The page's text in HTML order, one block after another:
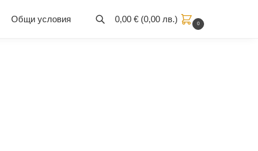
Общи условия 0,00 € (0,00 лв.) 0